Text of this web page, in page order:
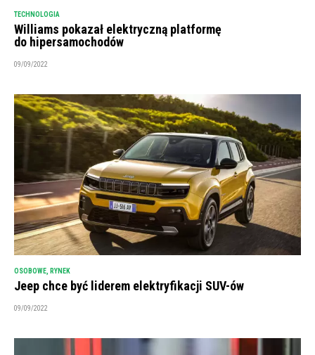
TECHNOLOGIA
Williams pokazał elektryczną platformę
do hipersamochodów
09/09/2022
OSOBOWE RYNEK
Jeep chce być liderem elektryfikacji SUV-ów
09/09/2022